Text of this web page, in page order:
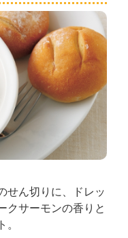
せん切りに、ドレッ
クサーモンの香りと
。